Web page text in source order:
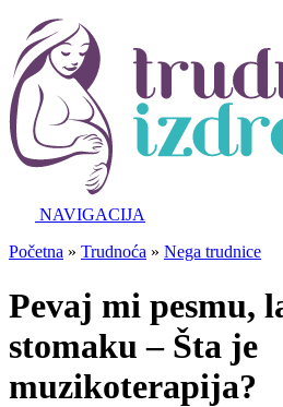
NAVIGACIJA
Početna » Trudnoća » Nega trudnice
Pevaj mi pesmu,
stomaku – Šta je
muzikoterapija?